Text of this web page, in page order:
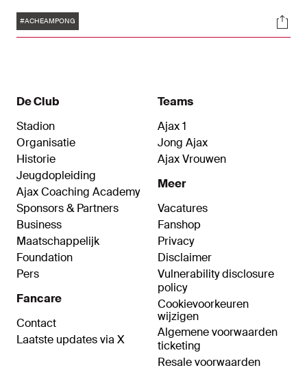
het eerste contract voor de jeugdspeler.
Tags
#ACHEAMPONG
De Club
Stadion
Organisatie
Historie
Jeugdopleiding
Ajax Coaching Academy
Sponsors & Partners
Business
Maatschappelijk
Foundation
Pers
Fancare
Contact
Laatste updates via X
Teams
Ajax 1
Jong Ajax
Ajax Vrouwen
Meer
Vacatures
Fanshop
Privacy
Disclaimer
Vulnerability disclosure
policy
Cookievoorkeuren
wijzigen
Algemene voorwaarden
ticketing
Resale voorwaarden